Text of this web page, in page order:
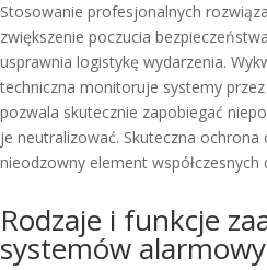
Stosowanie profesjonalnych
zwiększenie poczucia
usprawnia logistykę wydarzenia.
techniczna monitoruje systemy
pozwala skutecznie zapobiegać
je neutralizować. Skuteczna
nieodzowny element współczesnych
Rodzaje i funkcje
systemów